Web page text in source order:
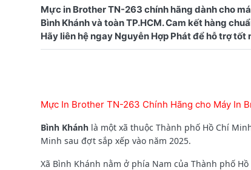
Mực in Brother TN-263 chính hãng dành cho
Bình Khánh và toàn TP.HCM. Cam kết hàng
Mực In Brother TN-263 Chính Hãng cho Máy In
Bình Khánh là một xã thuộc Thành phố Hồ Chí
Minh sau đợt sắp xếp vào năm 2025.
Xã Bình Khánh nằm ở phía Nam của Thành phố